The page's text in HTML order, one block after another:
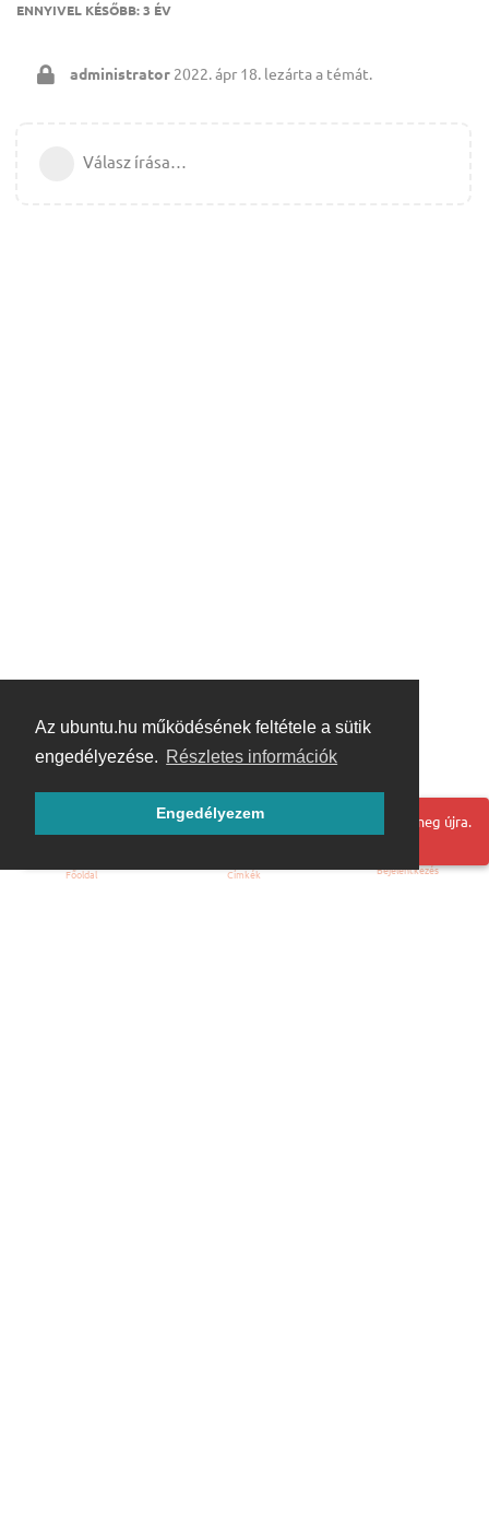
Az ubuntu.hu működésének feltétele a sütik
engedélyezése. Részletes információk
Engedélyezem
ENNYIVEL KÉSŐBB:3 ÉV
administrator 2022. ápr 18. lezárta a témát.
Válasz írása…
Hoppá! Valami hiba történt. Frissítse az oldalt és próbálja meg újra.
Főoldal Címkék Bejelentkezés